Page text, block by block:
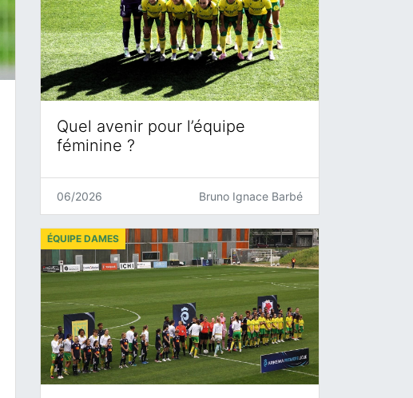
Quel avenir pour l’équipe
féminine ?
06/2026 Bruno Ignace Barbé
ÉQUIPE DAMES